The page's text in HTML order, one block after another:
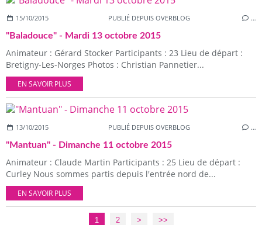
15/10/2015 PUBLIÉ DEPUIS OVERBLOG …
"Baladouce" - Mardi 13 octobre 2015
Animateur : Gérard Stocker Participants : 23 Lieu de départ :
Bretigny-Les-Norges Photos : Christian Pannetier...
EN SAVOIR PLUS
13/10/2015 PUBLIÉ DEPUIS OVERBLOG …
"Mantuan" - Dimanche 11 octobre 2015
Animateur : Claude Martin Participants : 25 Lieu de départ :
Curley Nous sommes partis depuis l'entrée nord de...
EN SAVOIR PLUS
1 2 > >>